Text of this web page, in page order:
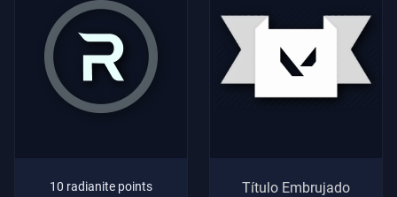
10 radianite points Título Embrujado